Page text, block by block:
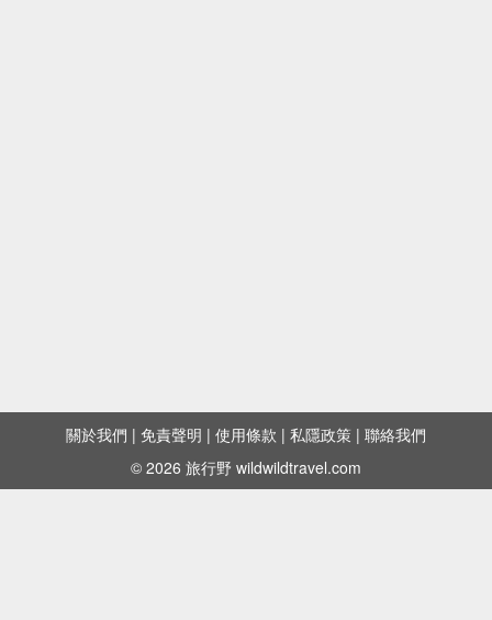
關於我們 | 免責聲明 | 使用條款 | 私隱政策 | 聯絡我們
© 2026 旅行野 wildwildtravel.com